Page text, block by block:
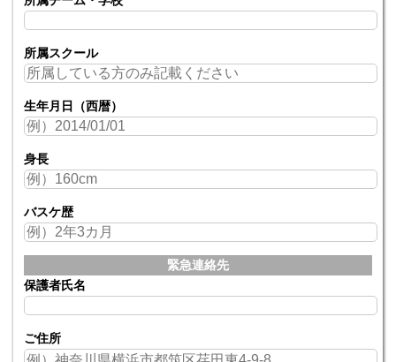
所属スクール
生年月日（西暦）
身長
バスケ歴
緊急連絡先
保護者氏名
ご住所